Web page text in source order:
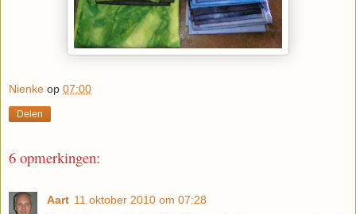
Nienke op 07:00
Delen
6 opmerkingen:
Aart 11 oktober 2010 om 07:28